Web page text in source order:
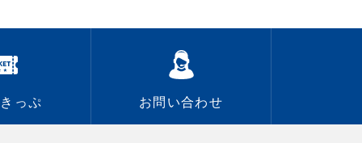
っぷ お問い合わせ